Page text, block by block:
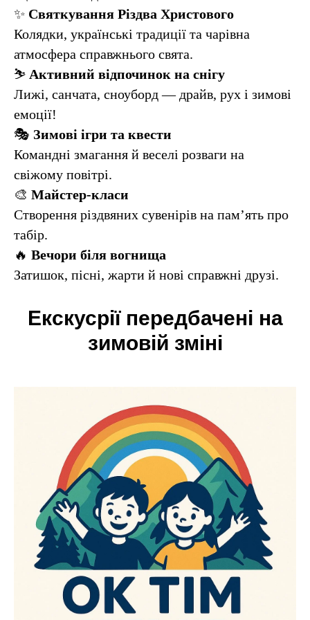
✨ Святкування Різдва Христового
Колядки, українські традиції та чарівна
атмосфера справжнього свята.
⛷️ Активний відпочинок на снігу
Лижі, санчата, сноуборд — драйв, рух і зимові
емоції!
🎭 Зимові ігри та квести
Командні змагання й веселі розваги на
свіжому повітрі.
🎨 Майстер-класи
Створення різдвяних сувенірів на пам’ять про
табір.
🔥 Вечори біля вогнища
Затишок, пісні, жарти й нові справжні друзі.
Екскусрії передбачені на
зимовій зміні